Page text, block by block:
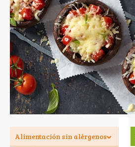
Alimentación sin alérgenos